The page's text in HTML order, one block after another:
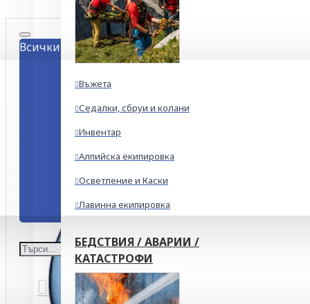
Въжета
Седалки, сбруи и колани
Инвентар
Алпийска екипировка
Осветление и Каски
Лавинна екипировка
БЕДСТВИЯ / АВАРИИ /
КАТАСТРОФИ
Всички